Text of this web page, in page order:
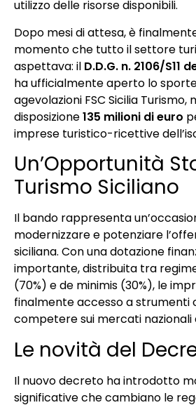
utilizzo delle risorse disponibili.
Dopo mesi di attesa, è
momento che tutto il settore
aspettava: il D.D.G. n. 2106/S11
ha ufficialmente aperto lo
agevolazioni FSC Sicilia
disposizione135 milioni di euro
imprese turistico-ricettive
Un’Opportunità
Turismo Siciliano
Il bando rappresenta
modernizzare e potenziare
siciliana. Con una dotazione
importante, distribuita tra
(70%) e de minimis (30%), le
finalmente accesso a strumenti
competere sui mercati nazionali
Le novità del
Il nuovo decreto ha introdotto
significative che cambiano le